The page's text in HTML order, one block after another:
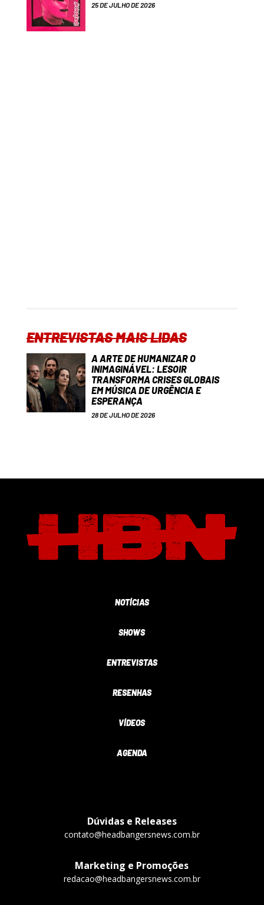
25 DE JULHO DE 2026
ENTREVISTAS MAIS LIDAS
A ARTE DE HUMANIZAR O
INIMAGINÁVEL: LESOIR
TRANSFORMA CRISES GLOBAIS
EM MÚSICA DE URGÊNCIA E
ESPERANÇA
28 DE JULHO DE 2026
NOTÍCIAS
SHOWS
ENTREVISTAS
RESENHAS
VÍDEOS
AGENDA
Dúvidas e Releases
contato@headbangersnews.com.br
Marketing e Promoções
redacao@headbangersnews.com.br